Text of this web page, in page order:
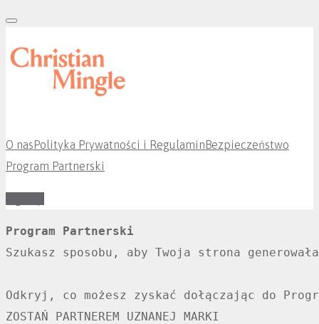
Skip
content
O nasPolityka Prywatności i RegulaminBezpieczeństwo
Program Partnerski
Affiliate
PL
Program Partnerski
Szukasz sposobu, aby Twoja strona
Odkryj, co możesz zyskać dołączając do
ZOSTAŃ PARTNEREM UZNANEJ MARKI